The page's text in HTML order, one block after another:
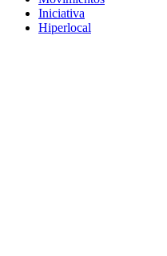
Iniciativa
Hiperlocal